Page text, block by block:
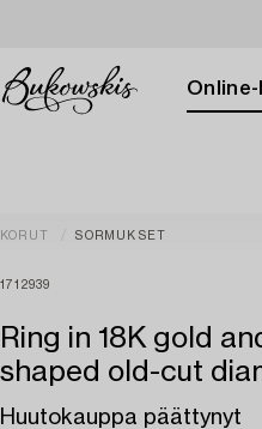
KORUT SORMUKSET
1712939
Ring in 18K gold
shaped old-cut
Huutokauppa päättynyt